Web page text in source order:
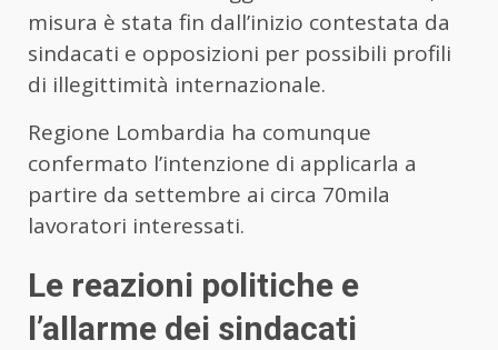
misura è stata fin dall’inizio contestata da
sindacati e opposizioni per possibili profili
di illegittimità internazionale.
Regione Lombardia ha comunque
confermato l’intenzione di applicarla a
partire da settembre ai circa 70mila
lavoratori interessati.
Le reazioni politiche e
l’allarme dei sindacati